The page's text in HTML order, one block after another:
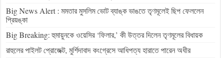
Big News Alert : মমতার মুসলিম ভোট ব্যাঙ্ক ভাঙতে তৃণমূলেই ছিপ ফেললেন
প্রিয়ঙ্কা
Big Breaking: হুমায়ুনকে ওয়েসির ‘ফিলার,’ কী উত্তর দিলেন তৃণমূলের বিধায়ক
রাহুলের পাইলট প্রোজেক্ট, মুর্শিদাবাদ কংগ্রেসে আধিপত্য হারাতে পারেন অধীর